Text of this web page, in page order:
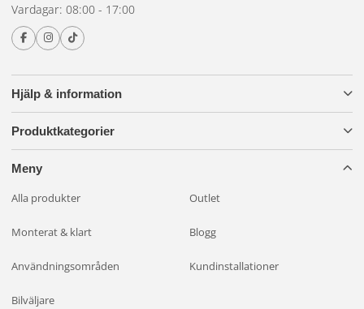
kopplas direkt till 230V. Välj MR16 om du redan har ett
lågspänningssystem, GU10 om du installerar nytt på
nätspänning.
Köp MR16-lampor på
Xenonkungen
Brett sortiment av MR16 LED-lampor. Snabb leverans och
öppet köp 30 dagar.
Hjälp & information
Produktkategorier
Meny
Alla produkter Outlet
Monterat & klart Blogg
Användningsområden Kundinstallationer
Bilväljare
Vardagar: 08:00 - 17:00